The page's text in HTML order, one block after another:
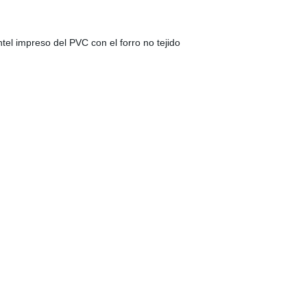
impreso del PVC con el forro no tejido